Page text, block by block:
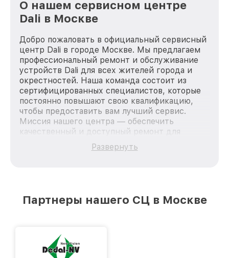
О нашем сервисном центре
Dali в Москве
Добро пожаловать в официальный сервисный
центр Dali в городе Москве. Мы предлагаем
профессиональный ремонт и обслуживание
устройств Dali для всех жителей города и
окрестностей. Наша команда состоит из
сертифицированных специалистов, которые
постоянно повышают свою квалификацию,
чтобы предоставить вам лучший сервис.
Миссия нашего центра — обеспечить
качественный и доступный ремонт для
каждого пользователя продукции Dali, вне
зависимости от сложности поломки. Мы
Москве, постоянно повышая уровень доверия
Развернуть
Партнеры нашего СЦ в Москве